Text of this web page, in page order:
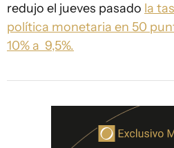
redujo el jueves pasado la
política monetaria en 50
10% a 9,5%.